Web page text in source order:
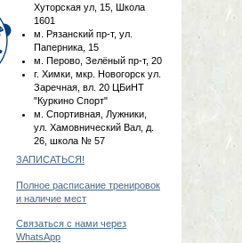
Хуторская ул, 15, Школа
1601
м. Рязанский пр-т, ул.
Паперника, 15
м. Перово, Зелёный пр-т, 20
г. Химки, мкр. Новогорск ул.
Заречная, вл. 20 ЦБиНТ
"Куркино Спорт"
м. Спортивная, Лужники,
ул. Хамовнический Вал, д.
26, школа № 57
ЗАПИСАТЬСЯ!
Полное расписание тренировок
и наличие мест
Связаться с нами через
WhatsApp